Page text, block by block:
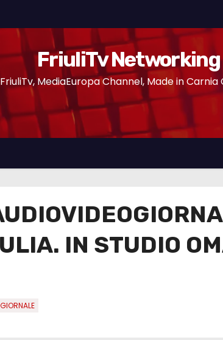
FriuliTv Networking
FriuliTv, MediaEuropa Channel, Made in Carnia
IN STUDIO